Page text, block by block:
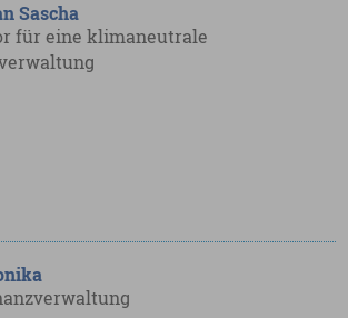
Sascha
für eine klimaneutrale